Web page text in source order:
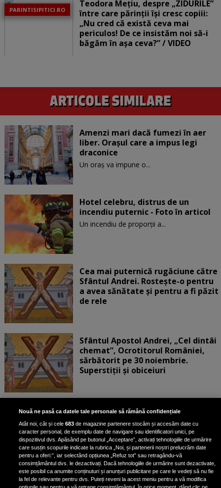
PARINTISIPITICI.RO
Teodora Mețiu, despre „ZIDURILE”
între care părinții își cresc copiii:
„Nu cred că există ceva mai
periculos! De ce insistăm noi să-i
băgăm în așa ceva?” / VIDEO
Amenzi mari dacă fumezi în aer
liber. Orașul care a impus legi
draconice
Un oraș va impune o...
Hotel celebru, distrus de un
incendiu puternic - Foto în articol
Un incendiu de proporţii a...
Cea mai puternică rugăciune către
Sfântul Andrei. Rostește-o pentru
a avea sănătate și pentru a fi păzit
de rele
Sfântul Apostol Andrei, „Cel dintâi
chemat”, Ocrotitorul României,
sărbătorit pe 30 noiembrie.
Superstiții și obiceiuri
Nadia Comăneci, în doliu!
Legendarul antrenor al „Zeiței de
la Montreal” a murit - Foto
Faimosul antrenor, cu care...
Te doare sufletul! Tragedie fără
Nouă ne pasă ca datele tale personale să rămână confidențiale
Atât noi, cât și cele683 de magazine partenere stocăm și accesăm date cu
caracter personal, de exemplu date de navigare sau identificatori unici, pe
dispozitivul dvs. Apăsând pe butonul „Acceptare”, activați tehnologiile de urmărire
care susțin scopurile indicate la rubrica „Noi, și partenerii noștri prelucrăm date
pentru a oferi:”, iar selectând opțiunea „Refuz tot” sau retragându-vă
consimțământul dvs. le dezactivați. Dacă tehnologiile de urmărire sunt dezactivate,
este posibil ca anumite conținuturi și anunțuri publicitare pe care le vedeți să nu fie
la fel de relevante pentru dvs. Puteți reveni la acest meniu pentru a vă modifica